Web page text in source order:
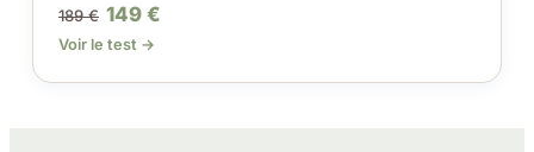
189 € 149 €
Voir le test →